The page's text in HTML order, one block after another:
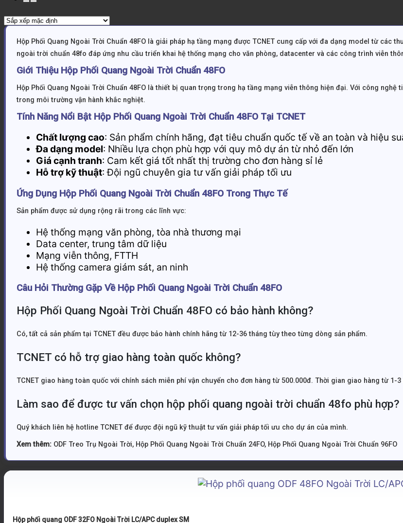
Hộp Phối Quang Ngoài Trời Chuẩn 48FO là giải pháp hạ tầng mạng được TCNET cung cấp với đa dạng model từ các
ngoài trời chuẩn 48fo đáp ứng nhu cầu triển khai hệ thống mạng cho văn phòng, datacenter và các công trình viễn
Giới Thiệu Hộp Phối Quang Ngoài Trời Chuẩn 48FO
Hộp Phối Quang Ngoài Trời Chuẩn 48FO là thiết bị quan trọng trong hạ tầng mạng viễn thông hiện đại. Với công
trong môi trường vận hành khắc nghiệt.
Tính Năng Nổi Bật Hộp Phối Quang Ngoài Trời Chuẩn 48FO Tại TCNET
Chất lượng cao: Sản phẩm chính hãng, đạt tiêu chuẩn quốc tế về an toàn và hiệu
Đa dạng model: Nhiều lựa chọn phù hợp với quy mô dự án từ nhỏ đến lớn
Giá cạnh tranh: Cam kết giá tốt nhất thị trường cho đơn hàng sỉ lẻ
Hỗ trợ kỹ thuật: Đội ngũ chuyên gia tư vấn giải pháp tối ưu
Ứng Dụng Hộp Phối Quang Ngoài Trời Chuẩn 48FO Trong Thực Tế
Sản phẩm được sử dụng rộng rãi trong các lĩnh vực:
Hệ thống mạng văn phòng, tòa nhà thương mại
Data center, trung tâm dữ liệu
Mạng viễn thông, FTTH
Hệ thống camera giám sát, an ninh
Câu Hỏi Thường Gặp Về Hộp Phối Quang Ngoài Trời Chuẩn 48FO
Hộp Phối Quang Ngoài Trời Chuẩn 48FO có bảo hành không?
Có, tất cả sản phẩm tại TCNET đều được bảo hành chính hãng từ 12-36 tháng tùy theo từng dòng sản phẩm.
TCNET có hỗ trợ giao hàng toàn quốc không?
TCNET giao hàng toàn quốc với chính sách miễn phí vận chuyển cho đơn hàng từ 500.000đ. Thời gian giao hàng từ 1-
Làm sao để được tư vấn chọn hộp phối quang ngoài trời chuẩn 48fo phù hợp?
Quý khách liên hệ hotline TCNET để được đội ngũ kỹ thuật tư vấn giải pháp tối ưu cho dự án của mình.
Xem thêm: ODF Treo Trụ Ngoài Trời, Hộp Phối Quang Ngoài Trời Chuẩn 24FO, Hộp Phối Quang Ngoài Trời Chuẩn 96FO
Hộp phối quang ODF 32FO Ngoài Trời LC/APC duplex SM